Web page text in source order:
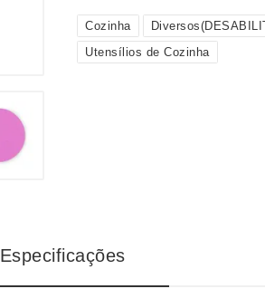
Cozinha
Utensílios de Cozinha
Especificações